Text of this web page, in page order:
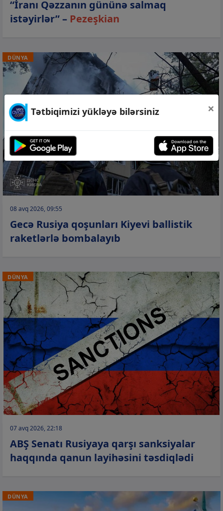
“İranı Qəzzanın gününə salmaq
istəyirlər” – Pezeşkian
DÜNYA
08 avq 2026, 09:55
Gecə Rusiya qoşunları Kiyevi ballistik
raketlərlə bombalayıb
DÜNYA
07 avq 2026, 22:18
ABŞ Senatı Rusiyaya qarşı sanksiyalar
haqqında qanun layihəsini təsdiqlədi
DÜNYA
Tətbiqimizi yükləyə bilərsiniz ×